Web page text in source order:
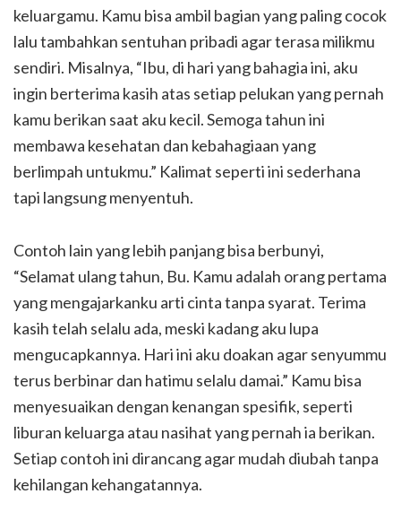
keluargamu. Kamu bisa ambil bagian yang paling cocok
lalu tambahkan sentuhan pribadi agar terasa milikmu
sendiri. Misalnya, “Ibu, di hari yang bahagia ini, aku
ingin berterima kasih atas setiap pelukan yang pernah
kamu berikan saat aku kecil. Semoga tahun ini
membawa kesehatan dan kebahagiaan yang
berlimpah untukmu.” Kalimat seperti ini sederhana
tapi langsung menyentuh.
Contoh lain yang lebih panjang bisa berbunyi,
“Selamat ulang tahun, Bu. Kamu adalah orang pertama
yang mengajarkanku arti cinta tanpa syarat. Terima
kasih telah selalu ada, meski kadang aku lupa
mengucapkannya. Hari ini aku doakan agar senyummu
terus berbinar dan hatimu selalu damai.” Kamu bisa
menyesuaikan dengan kenangan spesifik, seperti
liburan keluarga atau nasihat yang pernah ia berikan.
Setiap contoh ini dirancang agar mudah diubah tanpa
kehilangan kehangatannya.